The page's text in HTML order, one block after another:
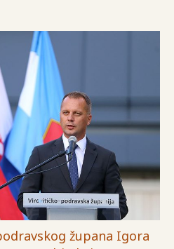
župana Igora